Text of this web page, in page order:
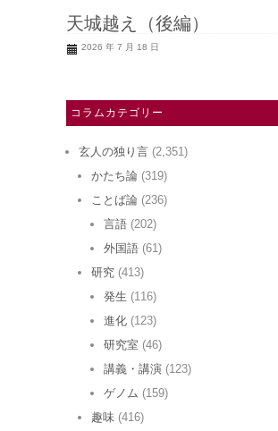
天城越え（後編）
2026 年 7 月 18 日
コラムカテゴリー
玄人の独り言 (2,351)
かたち論 (319)
ことば論 (236)
言語 (202)
外国語 (61)
研究 (413)
発生 (116)
進化 (123)
研究室 (46)
講義・講演 (123)
ゲノム (159)
趣味 (416)